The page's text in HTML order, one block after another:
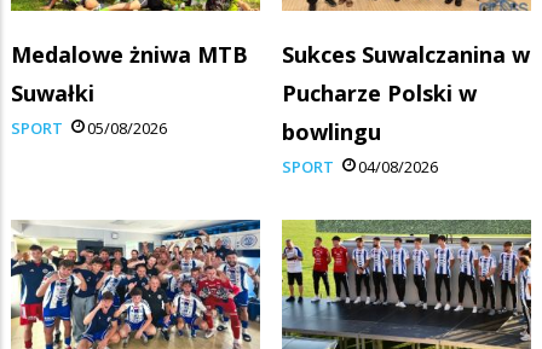
Medalowe żniwa MTB
Suwałki
SPORT 05/08/2026
Sukces Suwalczanina w
Pucharze Polski w
bowlingu
SPORT 04/08/2026